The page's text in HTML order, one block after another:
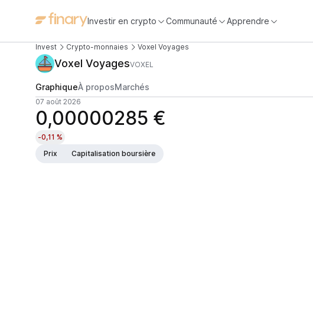
Investir en crypto Communauté Apprendre
Invest Crypto-monnaies Voxel Voyages
Voxel VoyagesVOXEL
GraphiqueÀ proposMarchés
07 août 2026
0,00000285 €
-0,11 %
Prix
Capitalisation boursière